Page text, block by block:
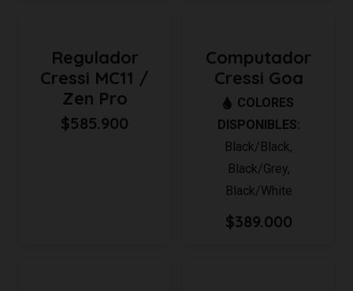
Regulador
Cressi MC11 /
Zen Pro
$585.900
Computador
Cressi Goa
COLORES
DISPONIBLES:
Black/Black,
Black/Grey,
Black/White
$389.000